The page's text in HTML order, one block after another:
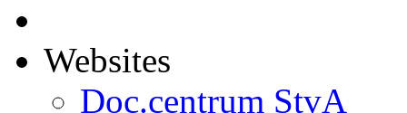
Websites
Doc.centrum StvA